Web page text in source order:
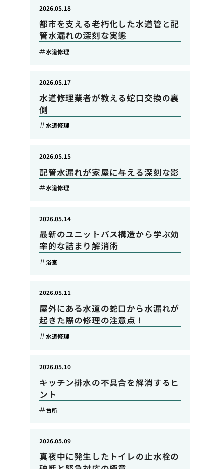
都市を支える老朽化した水道管と配
管水漏れの深刻な実態
2026.05.18
水道修理
水道修理業者が教える蛇口交換の裏
側
2026.05.17
水道修理
配管水漏れが家屋に与える深刻な影
2026.05.15
水道修理
最新のユニットバス構造から学ぶ効
率的な詰まり解消術
2026.05.14
浴室
屋外にある水道の蛇口から水漏れが
起きた際の修理の注意点！
2026.05.11
水道修理
キッチン排水の不具合を解消するヒ
ント
2026.05.10
台所
真夜中に発生したトイレの止水栓の
2026.05.09